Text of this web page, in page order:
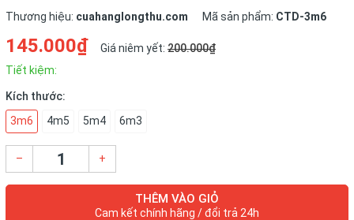
Thương hiệu: cuahanglongthu.com Mã sản phẩm: CTD-3m6
145.000₫ Giá niêm yết: 200.000₫
Tiết kiệm:
Kích thước:
3m6
4m5 5m4 6m3
– +
THÊM VÀO GIỎ
Cam kết chính hãng / đổi trả 24h